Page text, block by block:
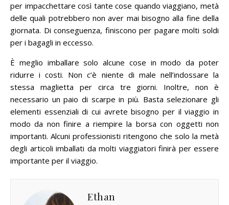
per impacchettare così tante cose quando viaggiano, metà
delle quali potrebbero non aver mai bisogno alla fine della
giornata. Di conseguenza, finiscono per pagare molti soldi
per i bagagli in eccesso.
È meglio imballare solo alcune cose in modo da poter
ridurre i costi. Non c’è niente di male nell’indossare la
stessa maglietta per circa tre giorni. Inoltre, non è
necessario un paio di scarpe in più. Basta selezionare gli
elementi essenziali di cui avrete bisogno per il viaggio in
modo da non finire a riempire la borsa con oggetti non
importanti. Alcuni professionisti ritengono che solo la metà
degli articoli imballati da molti viaggiatori finirà per essere
importante per il viaggio.
Ethan